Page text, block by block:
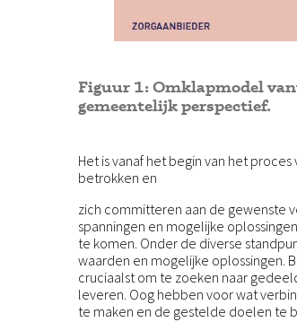
Figuur 1: Omklapmodel
gemeentelijk perspectief.
Het is vanaf het begin van het
betrokken en
zich committeren aan de gewenste
spanningen en mogelijke
te komen. Onder de diverse
waarden en mogelijke oplossingen.
cruciaalst om te zoeken naar
leveren. Oog hebben voor wat
te maken en de gestelde doelen te